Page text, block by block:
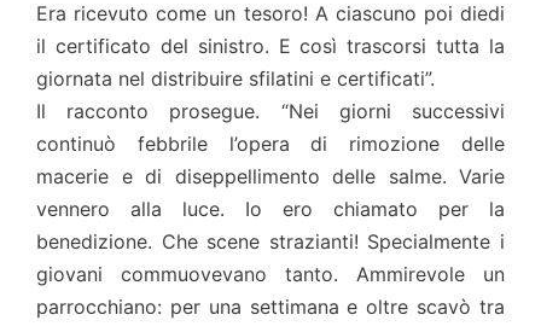
Era ricevuto come un tesoro! A ciascuno poi diedi
il certificato del sinistro. E così trascorsi tutta la
giornata nel distribuire sfilatini e certificati”.
Il racconto prosegue. “Nei giorni successivi
continuò febbrile l’opera di rimozione delle
macerie e di diseppellimento delle salme. Varie
vennero alla luce. Io ero chiamato per la
benedizione. Che scene strazianti! Specialmente i
giovani commuovevano tanto. Ammirevole un
parrocchiano: per una settimana e oltre scavò tra